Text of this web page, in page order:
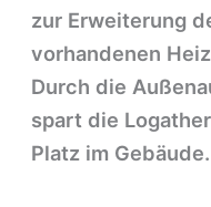
zur Erweiterung
vorhandenen
Durch die
spart die
Platz im Gebäude.